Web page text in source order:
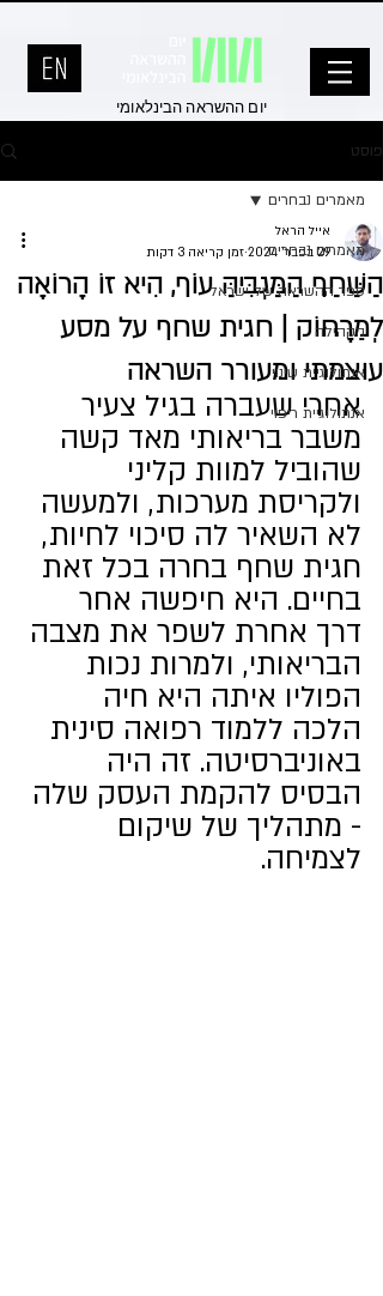
יום ההשראה הבינלאומי
פוסט
מאמרים נבחרים
ספר ההשראה של ישראל
הקהילה
אנתולוגיית שינוי
אנתולוגיית ריפוי
מאמרים נבחרים
הַשַּׁחַף הַמַּגְבִּיהַּ עוֹף, הִיא זוֹ הָרוֹאָה
לְמֵרָחוֹק | חגית שחף על מסע
עוצמתי ומעורר השראה
אייל הראל
29 בפבר׳ 2024
זמן קריאה 3 דקות
אחרי שעברה בגיל צעיר
משבר בריאותי מאד קשה
שהוביל למוות קליני
ולקריסת מערכות, ולמעשה
לא השאיר לה סיכוי לחיות,
חגית שחף בחרה בכל זאת
בחיים. היא חיפשה אחר
דרך אחרת לשפר את מצבה
הבריאותי, ולמרות נכות
הפוליו איתה היא חיה
הלכה ללמוד רפואה סינית
באוניברסיטה. זה היה
הבסיס להקמת העסק שלה
- מתהליך של שיקום
לצמיחה.